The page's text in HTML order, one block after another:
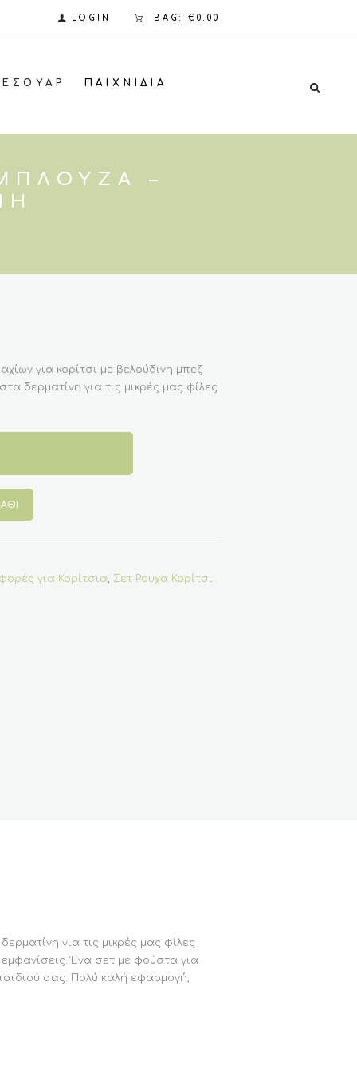
LOGIN BAG: €0.00
ΠΑΙΧΝΊΔΙΑ
–
για κορίτσι με βελούδινη μπεζ
δερματίνη για τις μικρές μας φίλες
για Κορίτσια, Σετ Ρουχα Κορίτσι
για τις μικρές μας φίλες
Ένα σετ με φούστα για
σας. Πολύ καλή εφαρμογή,